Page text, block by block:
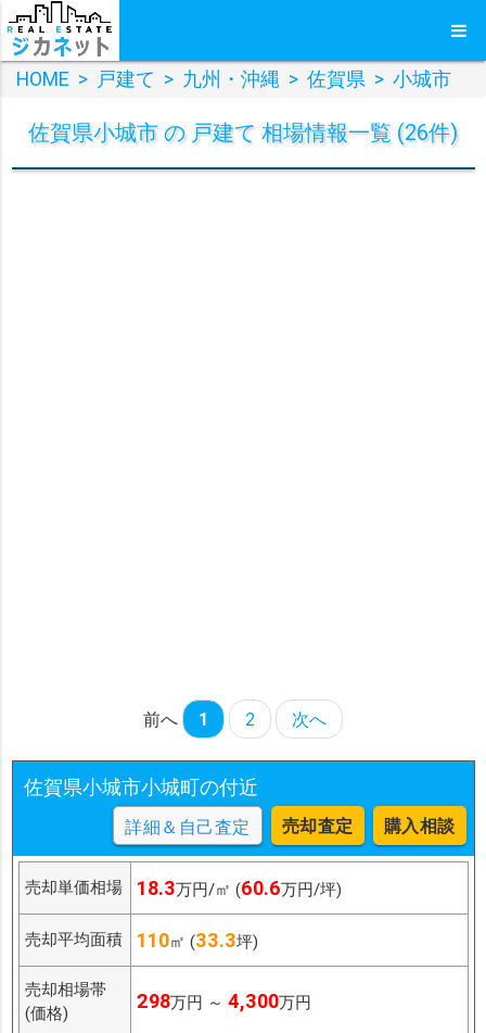
HOME > 戸建て > 九州・沖縄 > 佐賀県 > 小城市
佐賀県小城市 の 戸建て 相場情報一覧 (26件)
前へ 1 2 次へ
佐賀県小城市小城町の付近
詳細＆自己査定 売却査定 購入相談
売却単価相場 18.3万円/㎡ (60.6万円/坪)
売却平均面積 110㎡ (33.3坪)
売却相場帯
(価格)
298万円 ～ 4,300万円